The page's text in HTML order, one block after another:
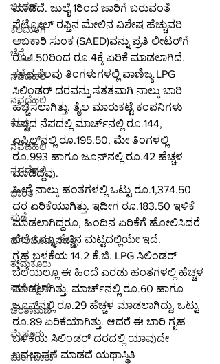
ಬೀದರ್
ಕಲಬುರಗಿ
ಚೆನ್ನೈ
ನವದೆಹಲಿ
ನವದೆಹಲಿ
ಕೊಚ್ಚಿ
ನವದೆಹಲಿ
ನವದೆಹಲಿ
ಭಾರತ
ಪುಣೆ
ಹಗರಿಬೊಮ್ಮನಹಳ್ಳಿ
ತುಮಕೂರು
ವಾಷಿಂಗ್ಟನ್
ಚಿಂತಾಮಣಿ
ಮೈಸೂರು
ಮಂಗಳೂರು
ಮಾಡಿದೆ. ಜುಲೈ 1ರಿಂದ ಜಾರಿಗೆ ಬರುವಂತೆ
ಪೆಟ್ರೋಲ್ ರಫ್ತಿನ ಮೇಲಿನ ವಿಶೇಷ ಹೆಚ್ಚುವರಿ
ಅಬಕಾರಿ ಸುಂಕ (SAED)ವನ್ನು ಪ್ರತಿ ಲೀಟರ್‌ಗೆ
ರೂ.1.50ರಿಂದ ರೂ.4ಕ್ಕೆ ಏರಿಕೆ ಮಾಡಲಾಗಿದೆ.
ಕಳೆದ ಕೆಲವು ತಿಂಗಳುಗಳಲ್ಲಿ ವಾಣಿಜ್ಯ LPG
ಸಿಲಿಂಡರ್ ದರವನ್ನು ಸತತವಾಗಿ ನಾಲ್ಕು ಬಾರಿ
ಹೆಚ್ಚಿಸಲಾಗಿತ್ತು. ತೈಲ ಮಾರುಕಟ್ಟೆ ಕಂಪನಿಗಳು
ನಷ್ಟದ ನೆಪದಲ್ಲಿ ಮಾರ್ಚ್‌ನಲ್ಲಿ ರೂ.144,
ಏಪ್ರಿಲ್‌ನಲ್ಲಿ ರೂ.195.50, ಮೇ ತಿಂಗಳಲ್ಲಿ
ರೂ.993 ಹಾಗೂ ಜೂನ್‌ನಲ್ಲಿ ರೂ.42 ಹೆಚ್ಚಳ
ಮಾಡಿದ್ದವು.
ಹೀಗೆ ನಾಲ್ಕು ಹಂತಗಳಲ್ಲಿ ಒಟ್ಟು ರೂ.1,374.50
ದರ ಏರಿಕೆಯಾಗಿತ್ತು. ಇದೀಗ ರೂ.183.50 ಇಳಿಕೆ
ಮಾಡಲಾಗಿದ್ದರೂ, ಹಿಂದಿನ ಏರಿಕೆಗೆ ಹೋಲಿಸಿದರೆ
ಬೆಲೆ ಇನ್ನೂ ಹೆಚ್ಚಿನ ಮಟ್ಟದಲ್ಲಿಯೇ ಇದೆ.
ಗೃಹ ಬಳಕೆಯ 14.2 ಕೆ.ಜಿ. LPG ಸಿಲಿಂಡರ್
ಬೆಲೆಯಲ್ಲೂ ಈ ಹಿಂದೆ ಎರಡು ಹಂತಗಳಲ್ಲಿ ಹೆಚ್ಚಳ
ಮಾಡಲಾಗಿತ್ತು. ಮಾರ್ಚ್‌ನಲ್ಲಿ ರೂ.60 ಹಾಗೂ
ಜೂನ್‌ನಲ್ಲಿ ರೂ.29 ಹೆಚ್ಚಳ ಮಾಡಲಾಗಿದ್ದು, ಒಟ್ಟು
ರೂ.89 ಏರಿಕೆಯಾಗಿತ್ತು. ಆದರೆ ಈ ಬಾರಿ ಗೃಹ
ಬಳಕೆಯ ಸಿಲಿಂಡರ್ ದರದಲ್ಲಿ ಯಾವುದೇ
ಬದಲಾವಣೆ ಮಾಡದೆ ಯಥಾಸ್ಥಿತಿ